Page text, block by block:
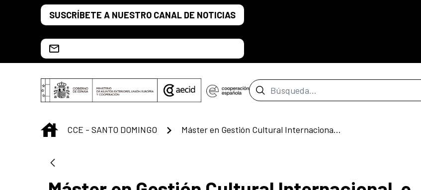
Saltar al contenido principal
SUSCRÍBETE A NUESTRO CANAL DE NOTICIAS
Barra de búsqueda
INICIO
CCE - SANTO DOMINGO Máster en Gestión Cultural Internacional e Innovación social – Online